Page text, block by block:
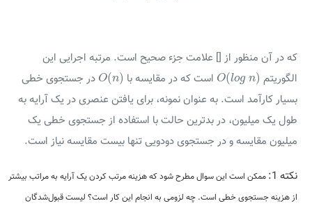
که در آن منظور از [] علامت جزء صحیح است. مرتبه اجرایی این
الگوریتم
O(log n)
O(logn است که در مقایسه با O( n)
O(n)
در جستجوی خطی
بسیار کارآمد است. به عنوان نمونه، برای یافتن عنصری در یک آرایه به
طول یک میلیون، در بدترین حالت با استفاده از جستجوی خطی یک
میلیون مقایسه و در جستجوی دودویی تنها بیست مقایسه نیاز است.
نکته 1:
ممکن است این سوال مطرح شود که هزینه مرتب کردن یک آرایه به مراتب بیشتر
از هزینه جستجوی خطی است. چه لزومی به انجام این کار است؟ لیست قبول‌شدگان